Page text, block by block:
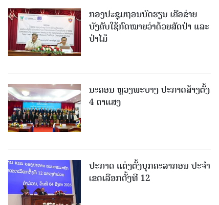
ກອງປະຊຸມຖອນບົດຮຽນ ເຄືອຂ່າຍ
ບັງຄັບໃຊ້ກົດໝາຍວ່າດ້ວຍສັດປ່າ ແລະ
ປ່າໄມ້
ນະຄອນ ຫຼວງພະບາງ ປະ​ກາດ​ສ້າງ​ຕັ້ງ
4 ຕາແສງ
ປະກາດ ແຕ່ງຕັ້ງບຸກຄະລາກອນ ປະຈໍາ
ເຂດເລືອກຕັ້ງທີ 12